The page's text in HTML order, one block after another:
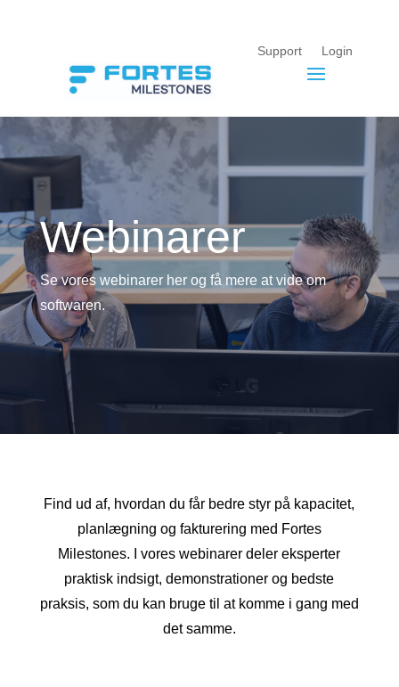
Support Login
Webinarer
Se vores webinarer her og få mere at vide om
softwaren.
Find ud af, hvordan du får bedre styr på kapacitet,
planlægning og fakturering med Fortes
Milestones. I vores webinarer deler eksperter
praktisk indsigt, demonstrationer og bedste
praksis, som du kan bruge til at komme i gang med
det samme.